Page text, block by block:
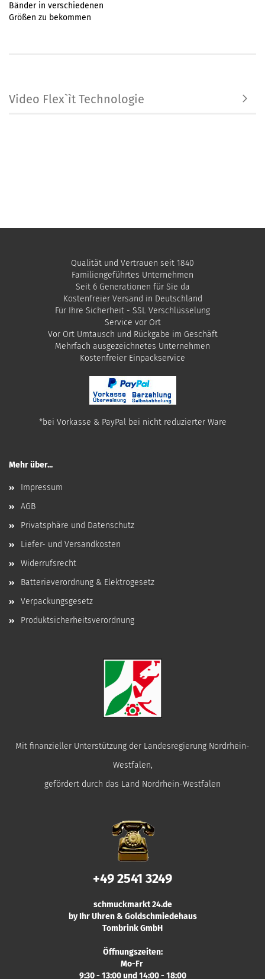
Bänder in verschiedenen
Größen zu bekommen
Video Flex`ìt Technologie
Qualität und Vertrauen seit 1840
Familiengeführtes Unternehmen
Seit 6 Generationen für Sie da
Kostenfreier Versand in Deutschland
Für Ihre Sicherheit - SSL Verschlüsselung
Service vor Ort
Vor Ort Umtausch und Rückgabe im Geschäft
Mehrfach ausgezeichnetes Unternehmen
​Kostenfreier Einpackservice
*bei Vorkasse & PayPal bei nicht reduzierter Ware
Mehr über...
Impressum
AGB
Privatsphäre und Datenschutz
Liefer- und Versandkosten
Widerrufsrecht
Batterieverordnung & Elektrogesetz
Verpackungsgesetz
Produktsicherheitsverordnung
Mit finanzieller Unterstützung der Landesregierung Nordrhein-
Westfalen,
gefördert durch das Land Nordrhein-Westfalen
+49 2541 3249
schmuckmarkt 24.de
by Ihr Uhren & Goldschmiedehaus
Tombrink GmbH
Öffnungszeiten:
Mo-Fr
9:30 - 13:00 und 14:00 - 18:00